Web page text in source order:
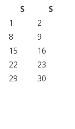
S
S
1
2
8
9
15
16
22
23
29
30